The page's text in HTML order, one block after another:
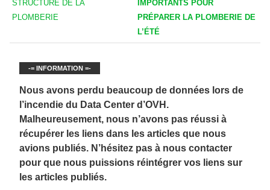
STRUCTURE DE LA
PLOMBERIE
IMPORTANTS POUR
PRÉPARER LA PLOMBERIE DE
L’ÉTÉ
-= INFORMATION =-
Nous avons perdu beaucoup de données lors de
l’incendie du Data Center d’OVH.
Malheureusement, nous n’avons pas réussi à
récupérer les liens dans les articles que nous
avions publiés. N’hésitez pas à nous contacter
pour que nous puissions réintégrer vos liens sur
les articles publiés.